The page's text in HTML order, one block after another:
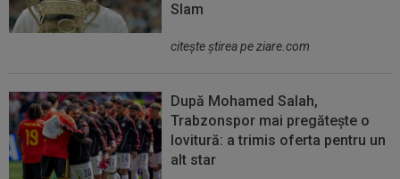
Slam
citeşte ştirea pe ziare.com
După Mohamed Salah,
Trabzonspor mai pregătește o
lovitură: a trimis oferta pentru un
alt star